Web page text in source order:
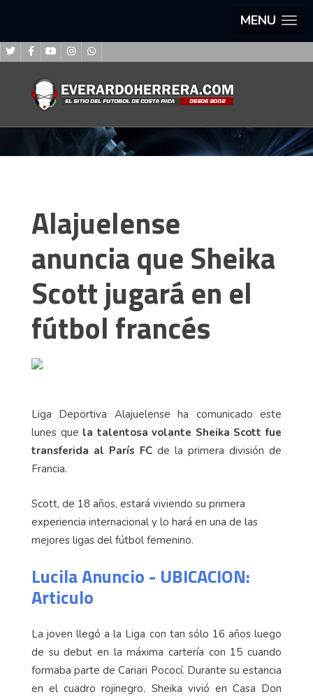
MENU
Alajuelense
anuncia que Sheika
Scott jugará en el
fútbol francés
Liga Deportiva Alajuelense ha comunicado este
lunes que la talentosa volante Sheika Scott fue
transferida al París FC de la primera división de
Francia.
Scott, de 18 años, estará viviendo su primera
experiencia internacional y lo hará en una de las
mejores ligas del fútbol femenino.
Lucila Anuncio - UBICACION:
Articulo
La joven llegó a la Liga con tan sólo 16 años luego
de su debut en la máxima cartería con 15 cuando
formaba parte de Cariari Pococí. Durante su estancia
en el cuadro rojinegro, Sheika vivió en Casa Don